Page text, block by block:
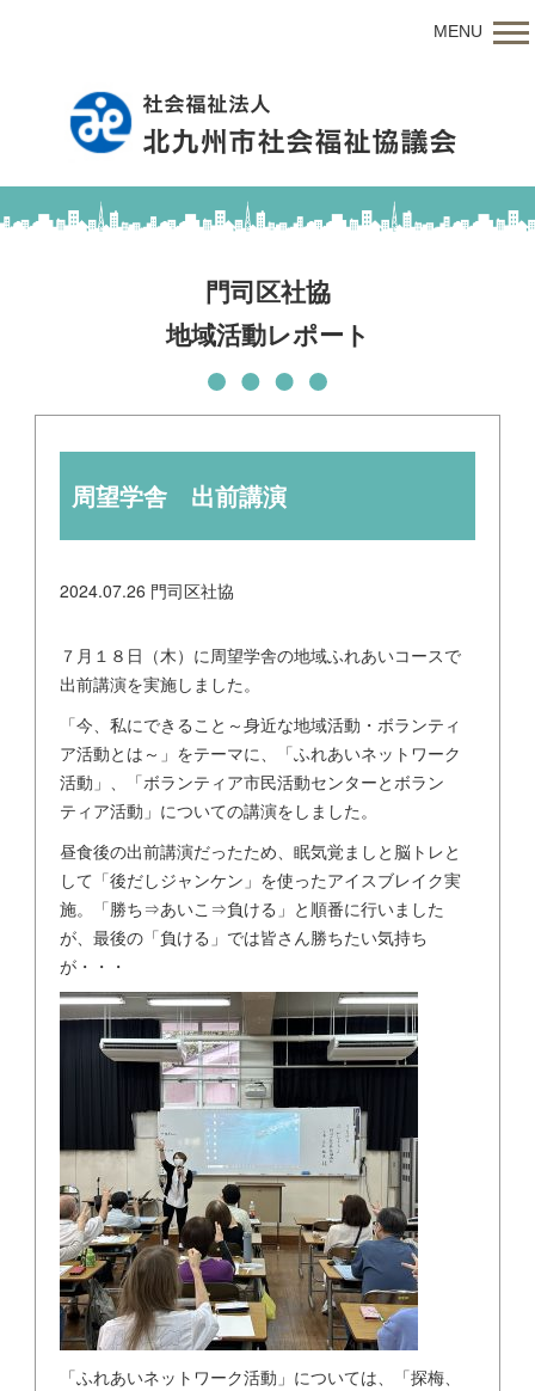
MENU
門司区社協
地域活動レポート
周望学舎 出前講演
2024.07.26 門司区社協
７月１８日（木）に周望学舎の地域ふれあいコースで
出前講演を実施しました。
「今、私にできること～身近な地域活動・ボランティ
ア活動とは～」をテーマに、「ふれあいネットワーク
活動」、「ボランティア市民活動センターとボラン
ティア活動」についての講演をしました。
昼食後の出前講演だったため、眠気覚ましと脳トレと
して「後だしジャンケン」を使ったアイスブレイク実
施。「勝ち⇒あいこ⇒負ける」と順番に行いました
が、最後の「負ける」では皆さん勝ちたい気持ち
が・・・
「ふれあいネットワーク活動」については、「探梅、